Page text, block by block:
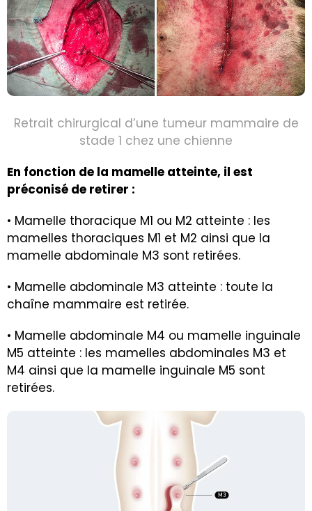
Retrait chirurgical d’une tumeur mammaire de
stade 1 chez une chienne
En fonction de la mamelle atteinte, il est
préconisé de retirer :
• Mamelle thoracique M1 ou M2 atteinte : les
mamelles thoraciques M1 et M2 ainsi que la
mamelle abdominale M3 sont retirées.
• Mamelle abdominale M3 atteinte : toute la
chaîne mammaire est retirée.
• Mamelle abdominale M4 ou mamelle inguinale
M5 atteinte : les mamelles abdominales M3 et
M4 ainsi que la mamelle inguinale M5 sont
retirées.